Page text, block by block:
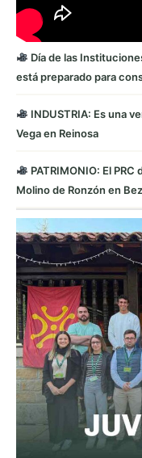
Día de las
está preparado para
INDUSTRIA: Es una
Vega en Reinosa
PATRIMONIO: El
Molino de Ronzón en